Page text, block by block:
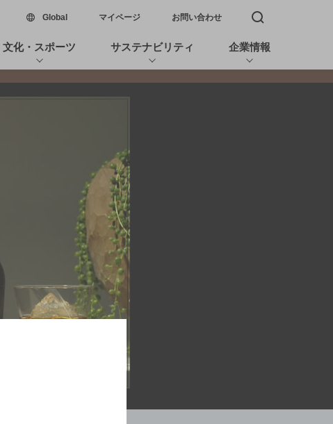
Global新しいウィンドウで開く
マイページ お問い合わせ 検索窓を開く
文化・スポーツ サステナビリティ 企業情報